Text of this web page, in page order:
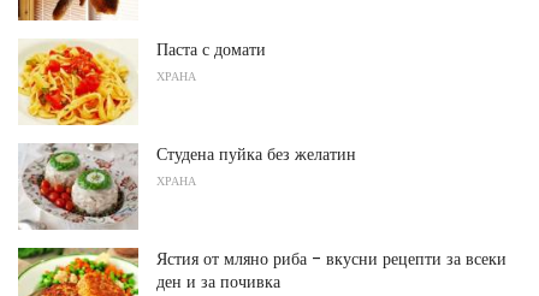
Паста с домати
ХРАНА
Студена пуйка без желатин
ХРАНА
Ястия от мляно риба - вкусни рецепти за всеки
ден и за почивка